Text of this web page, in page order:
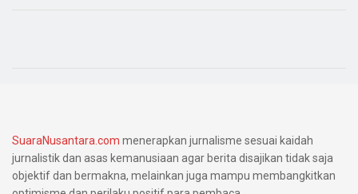
SuaraNusantara.com menerapkan jurnalisme sesuai kaidah
jurnalistik dan asas kemanusiaan agar berita disajikan tidak saja
objektif dan bermakna, melainkan juga mampu membangkitkan